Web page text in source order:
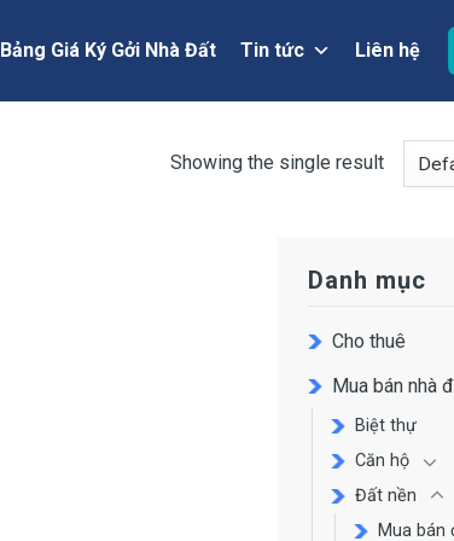
Bảng Giá Ký Gởi Nhà Đất Tin tức Liên hệ
Showing the single result
Danh mục
Cho thuê
Mua bán nhà
Biệt thự
Căn hộ
Đất nền
Mua bán